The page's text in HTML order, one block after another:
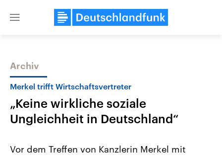
Close
Themen
Archiv
Merkel trifft Wirtschaftsvertreter
„Keine wirkliche soziale
Ungleichheit in Deutschland“
Vor dem Treffen von Kanzlerin Merkel mit